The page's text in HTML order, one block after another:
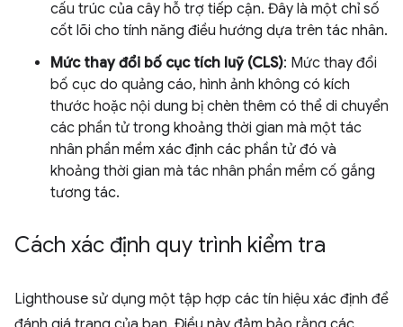
cấu trúc của cây hỗ trợ tiếp cận. Đây là một chỉ số
cốt lõi cho tính năng điều hướng dựa trên tác nhân.
Mức thay đổi bố cục tích luỹ (CLS): Mức thay đổi
bố cục do quảng cáo, hình ảnh không có kích
thước hoặc nội dung bị chèn thêm có thể di chuyển
các phần tử trong khoảng thời gian mà một tác
nhân phần mềm xác định các phần tử đó và
khoảng thời gian mà tác nhân phần mềm cố gắng
tương tác.
Cách xác định quy trình kiểm tra
Lighthouse sử dụng một tập hợp các tín hiệu xác định để